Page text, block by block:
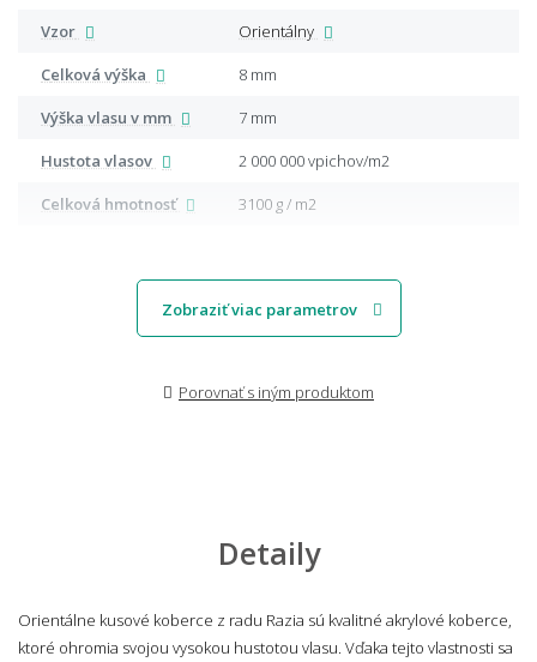
Vzor
Orientálny
Celková výška
8 mm
Výška vlasu v mm
7 mm
Hustota vlasov
2 000 000 vpichov/m2
Celková hmotnosť
3100 g / m2
Zobraziť viac parametrov
Porovnať s iným produktom
Detaily
Orientálne kusové koberce z radu Razia sú kvalitné akrylové koberce,
ktoré ohromia svojou vysokou hustotou vlasu. Vďaka tejto vlastnosti sa